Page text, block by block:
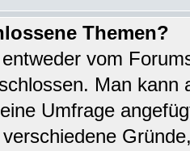
Themen?
vom
Man kann
Umfrage